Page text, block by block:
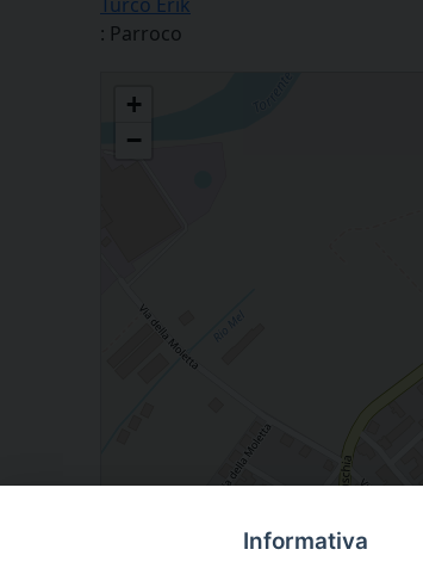
: Parroco
+
−
Informativa